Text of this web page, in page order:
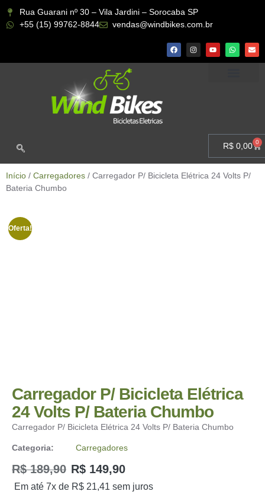
Rua Guarani nº 30 – Vila Jardini – Sorocaba SP
+55 (15) 99762-8844
vendas@windbikes.com.br
R$ 0,00 0
Início / Carregadores / Carregador P/ Bicicleta Elétrica 24 Volts P/
Bateria Chumbo
Oferta!
Carregador P/ Bicicleta Elétrica
24 Volts P/ Bateria Chumbo
Carregador P/ Bicicleta Elétrica 24 Volts P/ Bateria Chumbo
Categoria: Carregadores
R$189,90 R$ 149,90
Em até 7x de R$ 21,41 sem juros